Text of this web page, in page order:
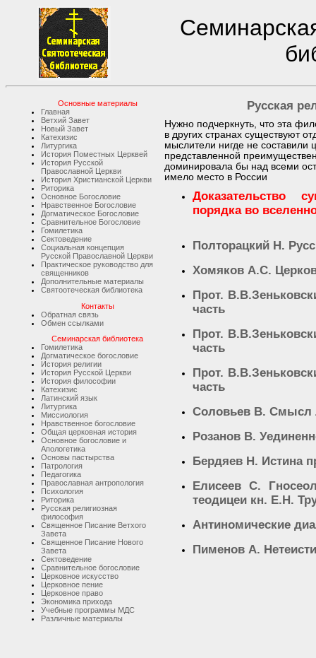
Основные материалы
Главная
Ветхий Завет
Новый Завет
Катехизис
Литургика
История Поместных Церквей
История Русской
Православной Церкви
История Христианской Церкви
Риторика
Основное Богословие
Нравственное Богословие
Догматическое Богословие
Сравнительное Богословие
Гомилетика
Сектоведение
Социальная концепция
Русской Православной Церкви
Практическое руководство для
священников
Дополнительные материалы
Святоотеческая библиотека
Контакты
Обратная связь
Обмен ссылками
Семинарская библиотека
Гомилетика
Догматическое богословие
История религии
История Русской Церкви
История философии
Катехизис
Латинский язык
Литургика
Миссиология
Нравственное богословие
Общая церковная история
Основное богословие и
Апологетика
Основы пастырства
Патрология
Педагогика
Православная антропология
Психология
Риторика
Русская религиозная
философия
Священное Писание Ветхого
Завета
Священное Писание Нового
Завета
Сектоведение
Сравнительное богословие
Церковное искусство
Церковное пение
Церковное право
Экономика прихода
Учебные программы МДС
Различные материалы
Русская
Нужно подчеркнуть, что эта
в других странах существуют
мыслители нигде не
представленной
доминировала бы над всеми
имело место в России
Доказательство
порядка во
Полторацкий Н.
Хомяков А.С.
Прот.
часть
Прот.
часть
Прот.
часть
Соловьев В. Смысл
Розанов В.
Бердяев Н. Истина
Елисеев С.
теодицеи кн. Е.Н.
Антиномические
Пименов А.